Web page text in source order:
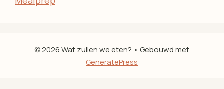
© 2026 Wat zullen we eten? • Gebouwd met
GeneratePress